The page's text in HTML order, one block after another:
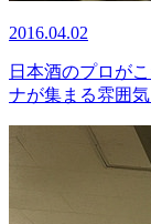
2016.04.02
日本酒のプロが
ナが集まる雰囲